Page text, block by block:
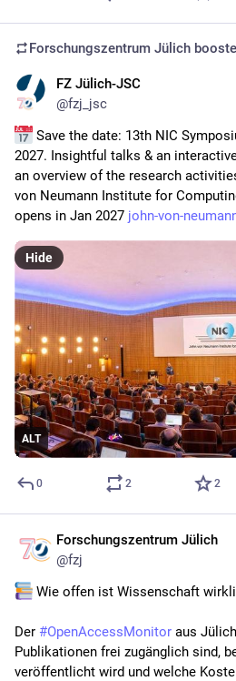
Forschungszentrum Jülich
FZ Jülich-JSC
@fzj_jsc
Save the date: 13th NIC
2027. Insightful talks & an
an overview of the research
von Neumann Institute for
opens in Jan 2027 john-von-
ALT
Hide
0 2 2
Forschungszentrum Jülich
@fzj
Wie offen ist Wissenschaft
Der #OpenAccessMonitor aus
Publikationen frei zugänglich sind,
veröffentlicht wird und welche